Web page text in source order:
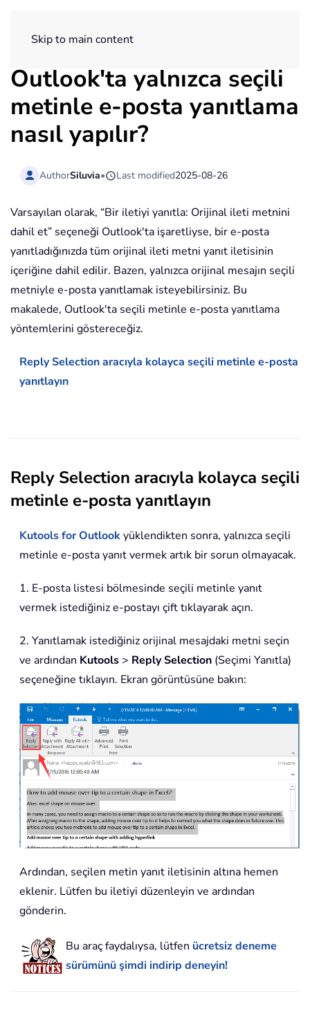
Skip to main content
Outlook'ta yalnızca seçili
metinle e-posta yanıtlama
nasıl yapılır?
AuthorSiluvia• Last modified2025-08-26
Varsayılan olarak, “Bir iletiyi yanıtla: Orijinal ileti metnini
dahil et” seçeneği Outlook'ta işaretliyse, bir e-posta
yanıtladığınızda tüm orijinal ileti metni yanıt iletisinin
içeriğine dahil edilir. Bazen, yalnızca orijinal mesajın seçili
metniyle e-posta yanıtlamak isteyebilirsiniz. Bu
makalede, Outlook'ta seçili metinle e-posta yanıtlama
yöntemlerini göstereceğiz.
Reply Selection aracıyla kolayca seçili metinle e-posta
yanıtlayın
Reply Selection aracıyla kolayca seçili
metinle e-posta yanıtlayın
Kutools for Outlookyüklendikten sonra, yalnızca seçili
metinle e-posta yanıt vermek artık bir sorun olmayacak.
1. E-posta listesi bölmesinde seçili metinle yanıt
vermek istediğiniz e-postayı çift tıklayarak açın.
2. Yanıtlamak istediğiniz orijinal mesajdaki metni seçin
ve ardından Kutools > Reply Selection (Seçimi Yanıtla)
seçeneğine tıklayın. Ekran görüntüsüne bakın:
Ardından, seçilen metin yanıt iletisinin altına hemen
eklenir. Lütfen bu iletiyi düzenleyin ve ardından
gönderin.
Bu araç faydalıysa, lütfen ücretsiz deneme
sürümünü şimdi indirip deneyin!